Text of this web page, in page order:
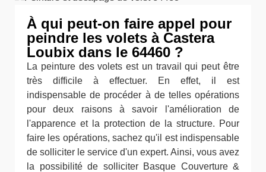
À qui peut-on faire appel pour
peindre les volets à Castera
Loubix dans le 64460 ?
La peinture des volets est un travail qui peut être
très difficile à effectuer. En effet, il est
indispensable de procéder à de telles opérations
pour deux raisons à savoir l'amélioration de
l'apparence et la protection de la structure. Pour
faire les opérations, sachez qu'il est indispensable
de solliciter le service d'un expert. Ainsi, vous avez
la possibilité de solliciter Basque Couverture &